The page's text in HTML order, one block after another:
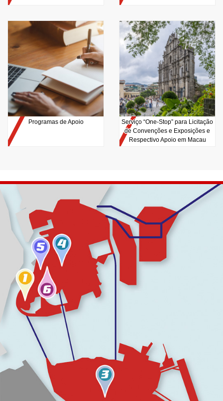
Programas de Apoio
Serviço “One-Stop” para Licitação
de Convenções e Exposições e
Respectivo Apoio em Macau